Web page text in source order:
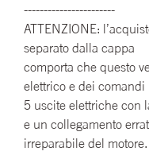
-----------------------
ATTENZIONE:
separato dalla cappa
comporta che questo
elettrico e dei comandi
5 uscite elettriche con
e un collegamento
irreparabile del motore.